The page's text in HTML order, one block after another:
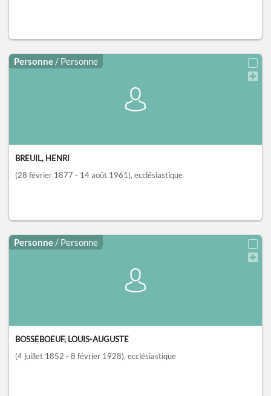
Personne / Personne
BREUIL, HENRI
(28 février 1877 - 14 août 1961), ecclésiastique
Personne / Personne
BOSSEBOEUF, LOUIS-AUGUSTE
(4 juillet 1852 - 8 février 1928), ecclésiastique